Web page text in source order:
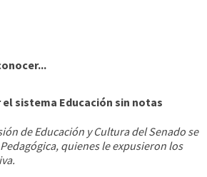
sistema Educación sin notas
de Educación y Cultura del Senado se
quienes le expusieron los